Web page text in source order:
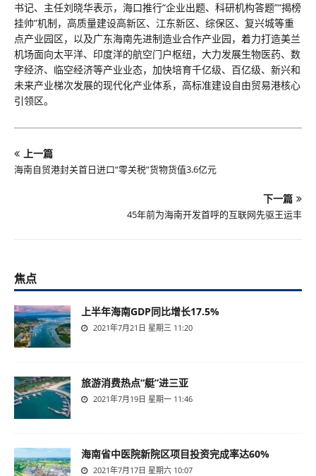
书记、主任刘晓华表示，海口推行“企业出题、科研机构答题”“揭榜
挂帅”机制，高质量建设高新区、江东新区、综保区、复兴城等重
点产业园区，以及广东海南先进制造业合作产业园，着力打造美兰
机场面向太平洋、印度洋的航空门户枢纽，大力发展生物医药、数
字经济、临空经济等产业业态，加快培育千亿级、百亿级、新兴和
未来产业梯次发展的现代化产业体系，高标准建设自由贸易港核心
引领区。
上一篇
海南自贸港封关首日进口“零关税”货物货值3.6亿元
下一篇
45年前为海南开发首呼的互联网先驱王运丰
焦点
上半年海南GDP同比增长17.5%
2021年7月21日 星期三 11:20
旅游消费热点“艇”进三亚
2021年7月19日 星期一 11:46
海南省中医院新院区项目投资完成率达60%
2021年7月17日 星期六 10:07